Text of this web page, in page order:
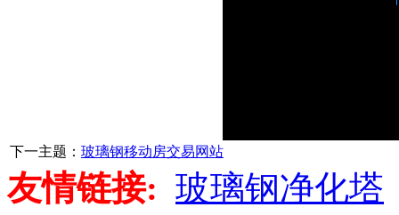
下一主题： 玻璃钢移动房交易网站
友情链接: 玻璃钢净化塔